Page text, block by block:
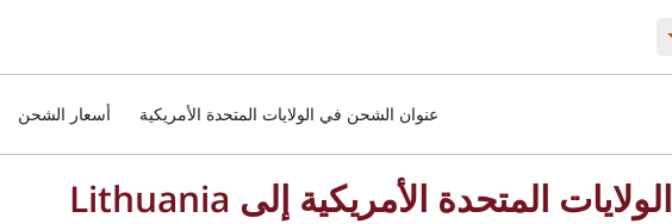
عنوان الشحن في الولايات المتحدة الأمريكية أسعار الشحن
الولايات المتحدة الأمريكية إلى Lithuania